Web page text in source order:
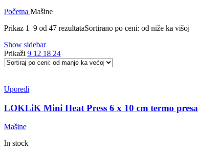
Početna Mašine
Prikaz 1–9 od 47 rezultataSortirano po ceni: od niže ka višoj
Show sidebar
Prikaži 9 12 18 24
Uporedi
LOKLiK Mini Heat Press 6 x 10 cm termo presa
Mašine
In stock